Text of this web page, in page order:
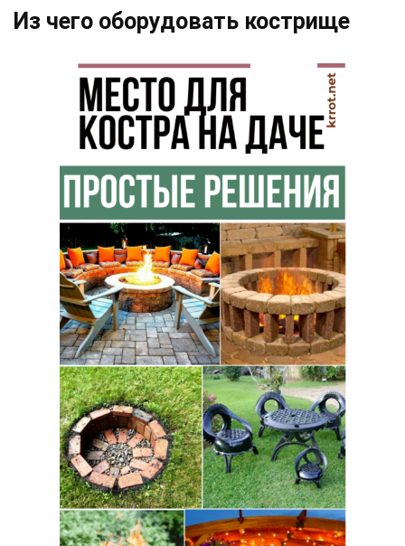
Из чего оборудовать кострище